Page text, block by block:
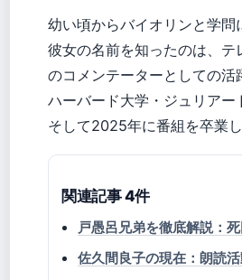
幼い頃からバイオリンと学
彼女の名前を知ったのは、
のコメンテーターとしての
ハーバード大学・ジュリア
そして2025年に番組を卒業
関連記事 4件
戸愚呂兄弟を徹底解説：
佐久間良子の現在：朗読